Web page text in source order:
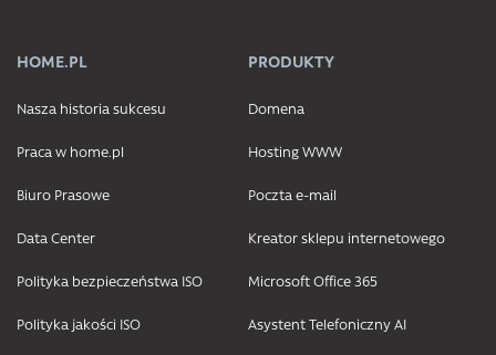
HOME.PL
Nasza historia sukcesu
Praca w home.pl
Biuro Prasowe
Data Center
Polityka bezpieczeństwa ISO
Polityka jakości ISO
PRODUKTY
Domena
Hosting WWW
Poczta e-mail
Kreator sklepu internetowego
Microsoft Office 365
Asystent Telefoniczny AI